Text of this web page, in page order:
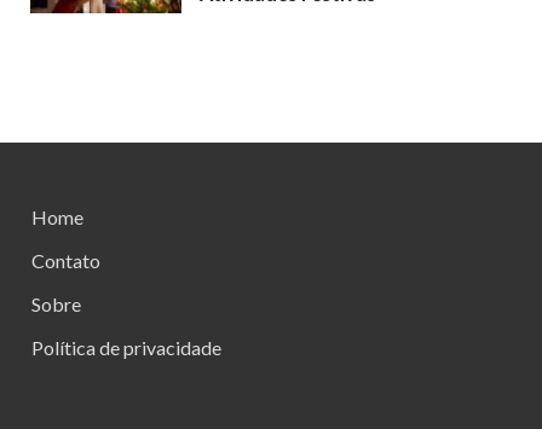
Home
Contato
Sobre
Política de privacidade